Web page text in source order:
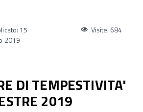
15
2019
Visite: 684
DI TEMPESTIVITA'
2019